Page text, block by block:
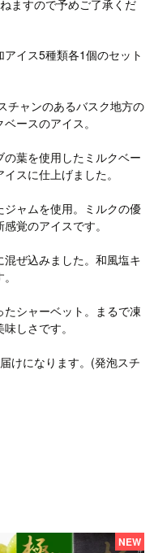
ますので予めご了承くだ
イス5種類各1個のセット
チャンのあるバスク地方の
ースのアイス。
葉を使用したミルクベー
スに仕上げました。
ャムを使用。ミルクの優
覚のアイスです。
ぜ込みました。和風塩キ
シャーベット。まるで凍
しさです。
けになります。(発泡スチ